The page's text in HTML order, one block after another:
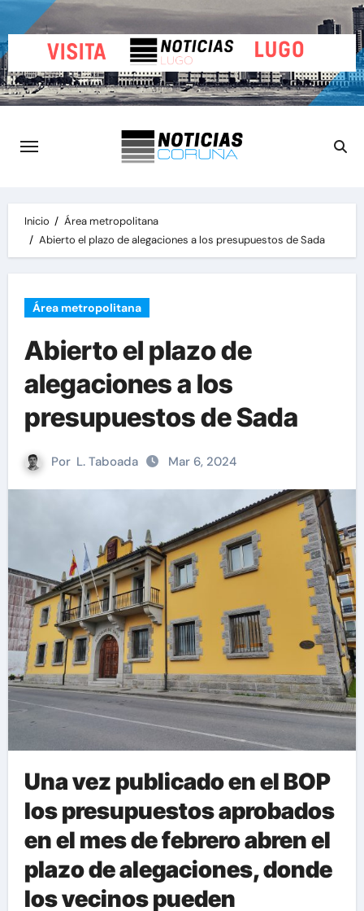
al
contenido
Inicio
Área metropolitana
Abierto el plazo de alegaciones a los presupuestos de Sada
Área metropolitana
Abierto el plazo de
alegaciones a los
presupuestos de Sada
Por L. Taboada Mar 6, 2024
Una vez publicado en el BOP
los presupuestos aprobados
en el mes de febrero abren el
plazo de alegaciones, donde
los vecinos pueden